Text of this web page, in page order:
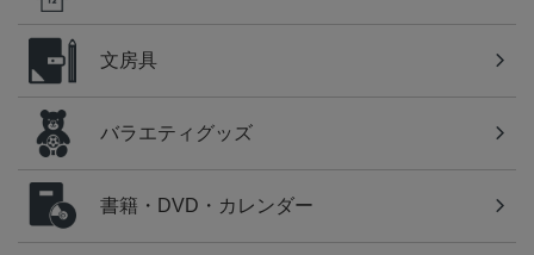
文房具
バラエティグッズ
書籍・DVD・カレンダー